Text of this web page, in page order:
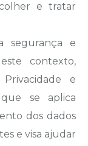
e tratar
segurança e
contexto,
e
que se aplica
dos dados
e visa ajudar